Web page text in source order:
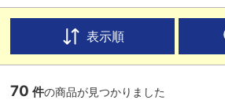
表示順
70 件の商品が見つかりました